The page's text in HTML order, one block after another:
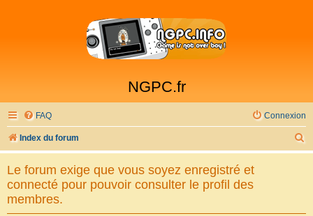
NGPC.fr
FAQ Connexion
Index du forum
e
Le forum exige que vous soyez enregistré et
connecté pour pouvoir consulter le profil des
membres.